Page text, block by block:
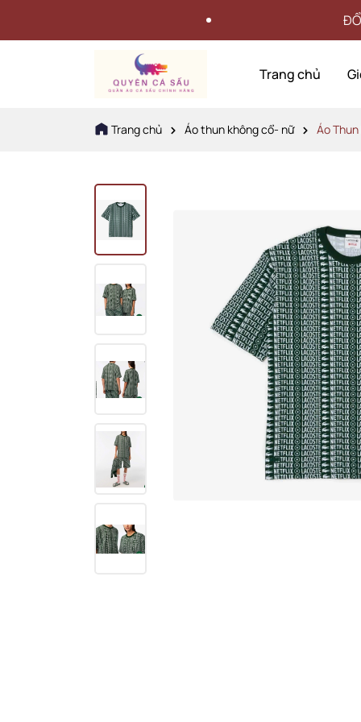
ĐỔI HÀNG trong vòng
Trang chủ
Trang chủ Áo thun không cổ- nữ Áo